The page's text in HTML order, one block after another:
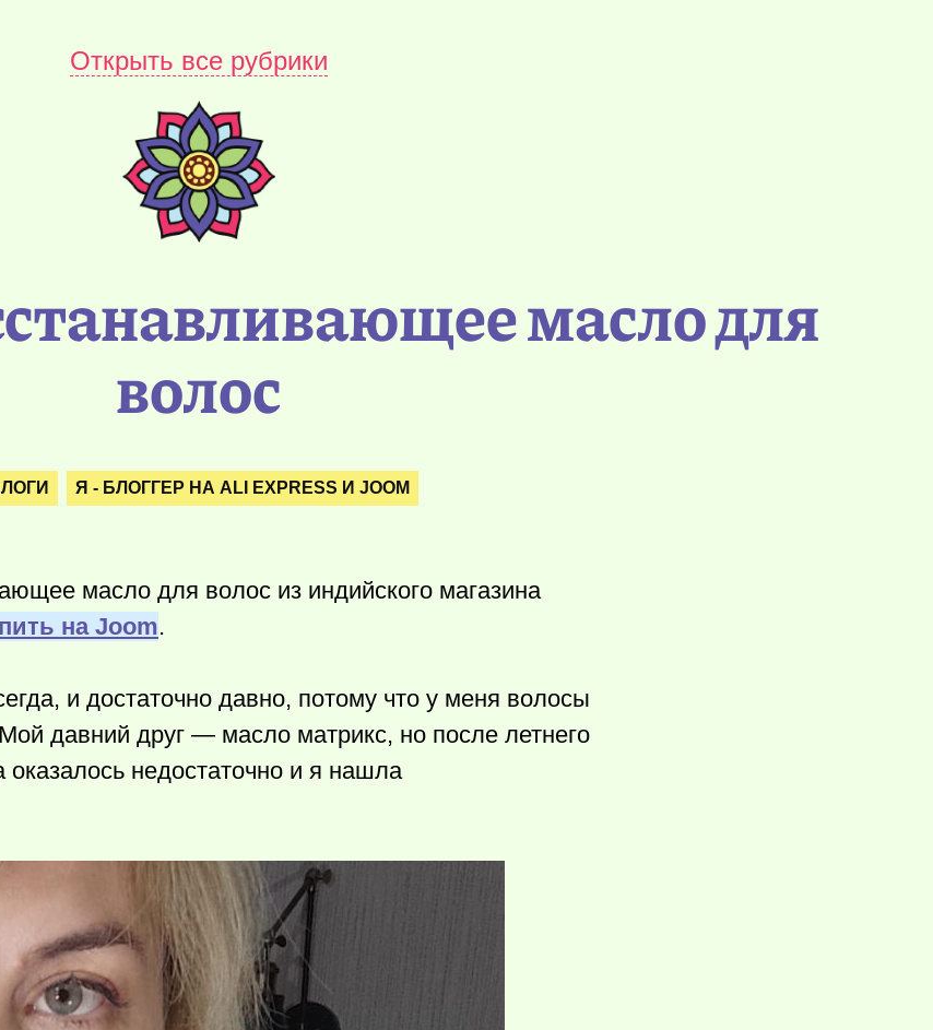
Открыть все рубрики
масло для
волос
Я - БЛОГГЕР НА ALI EXPRESS И JOOM
масло для волос из индийского магазина
на Joom.
и достаточно давно, потому что у меня волосы
давний друг — масло матрикс, но после летнего
недостаточно и я нашла